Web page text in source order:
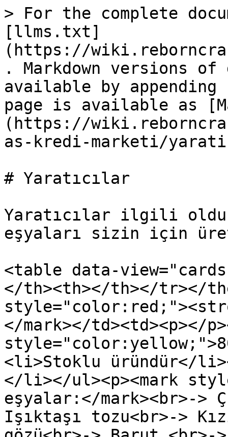
> For the complete
[llms.txt]
(https://
. Markdown versions of
available by
page is available as
(https://
as-kredi-marketi/
# Yaratıcılar
Yaratıcılar ilgili
eşyaları sizin için
<table data-
</th><th></th></tr></
</mark></td><td><p></
<li>Stoklu üründür</
</li></ul><p><mark
eşyalar:</mark><br>->
Işıktaşı tozu<br>->